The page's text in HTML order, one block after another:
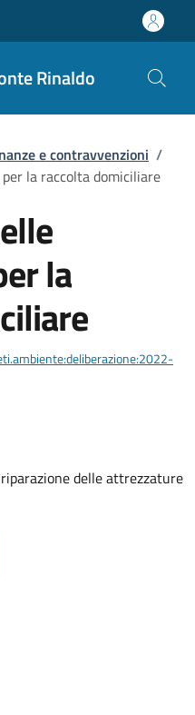
Rinaldo
e contravvenzioni /
la raccolta domiciliare
la
delle attrezzature